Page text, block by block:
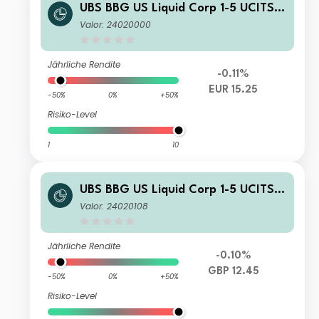
UBS BBG US Liquid Corp 1-5 UCITS E
TF hEUR acc
Valor: 24020000
Jährliche Rendite
-50% 0% +50%
Risiko-Level
1 10
-0.11%
EUR 15.25
UBS BBG US Liquid Corp 1-5 UCITS E
TF hGBP dis
Valor: 24020108
Jährliche Rendite
-50% 0% +50%
Risiko-Level
-0.10%
GBP 12.45